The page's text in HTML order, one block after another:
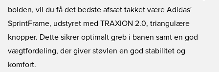
bolden, vil du få det bedste afsæt takket være Adidas'
SprintFrame, udstyret med TRAXION 2.0, triangulære
knopper. Dette sikrer optimalt greb i banen samt en god
vægtfordeling, der giver støvlen en god stabilitet og
komfort.